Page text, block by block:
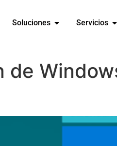
Soluciones Servicios
de